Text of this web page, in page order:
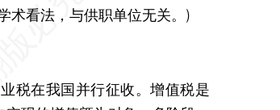
术看法，与供职单位无关。)
在我国并行征收。增值税是